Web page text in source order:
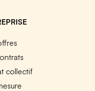
collectif